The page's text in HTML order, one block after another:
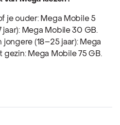
je ouder: Mega Mobile 5
jaar): Mega Mobile 30 GB.
(18–25 jaar): Mega
gezin: Mega Mobile 75 GB.